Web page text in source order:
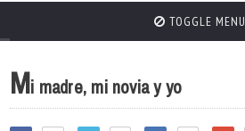
TOGGLE MENU
Mi madre, mi novia y yo